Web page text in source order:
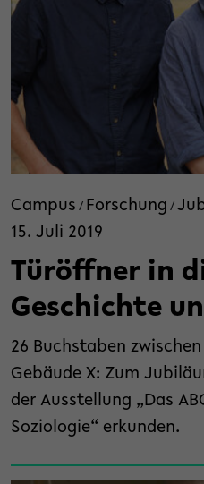
Campus / Forschung /
15. Juli 2019
Türöffner in
Geschichte
26 Buchstaben
Gebäude X: Zum
der Ausstellung „Das
Soziologie“ erkunden.